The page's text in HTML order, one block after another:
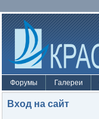
Форумы Галереи
Вход на сайт